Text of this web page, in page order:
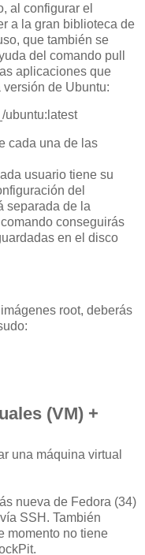
al configurar el
a la gran biblioteca de
que también se
del comando pull
aplicaciones que
de Ubuntu:
ubuntu:latest
cada una de las
usuario tiene su
del
separada de la
conseguirás
en el disco
root, deberás
(VM) +
una máquina virtual
nueva de Fedora (34)
SSH. También
momento no tiene